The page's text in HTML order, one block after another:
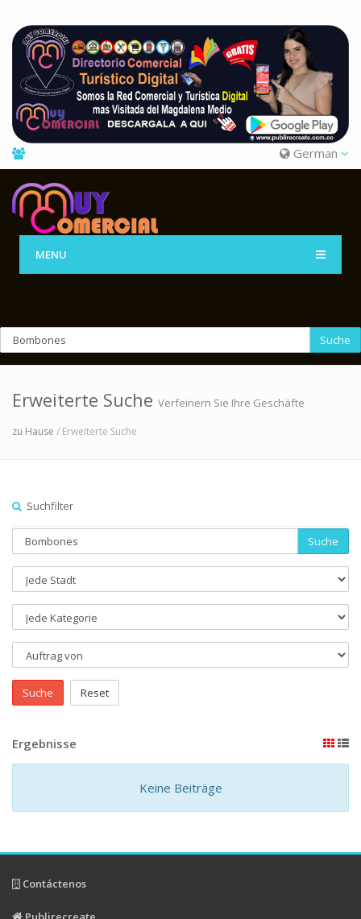
German
MENU
Suche
Erweiterte Suche Verfeinern Sie Ihre Geschäfte
zu Hause / Erweiterte Suche
Suchfilter
Suche
Suche Reset
Ergebnisse
Keine Beiträge
Contáctenos